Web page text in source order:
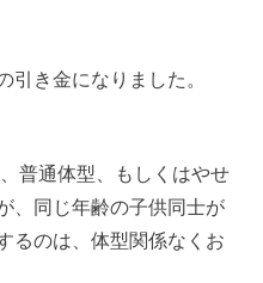
引き金になりました。
普通体型、もしくはやせ
、同じ年齢の子供同士が
るのは、体型関係なくお